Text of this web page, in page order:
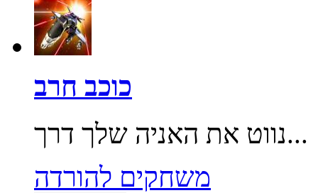
כוכב חרב
נווט את האניה שלך דרך...
משחקים להורדה